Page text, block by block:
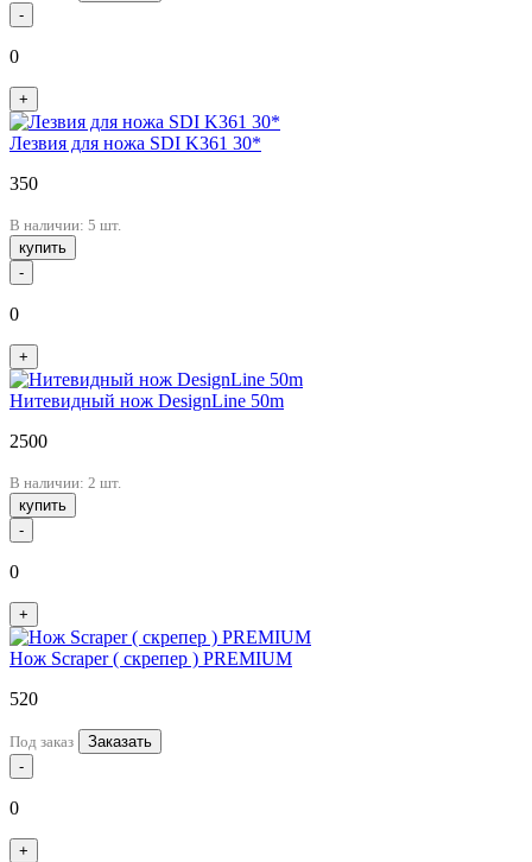
-
0
+
Лезвия для ножа SDI K361 30*
350
В наличии: 5 шт.
купить
-
0
+
Нитевидный нож DesignLine 50m
2500
В наличии: 2 шт.
купить
-
0
+
Нож Scraper ( cкрепер ) PREMIUM
520
Под заказ
Заказать
-
0
+